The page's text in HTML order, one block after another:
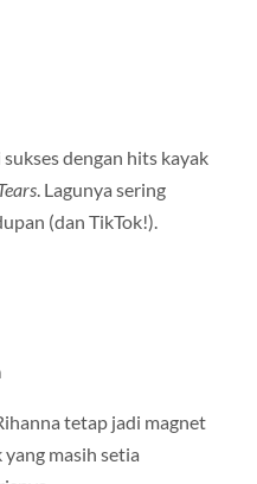
dengan hits kayak
. Lagunya sering
(dan TikTok!).
tetap jadi magnet
masih setia